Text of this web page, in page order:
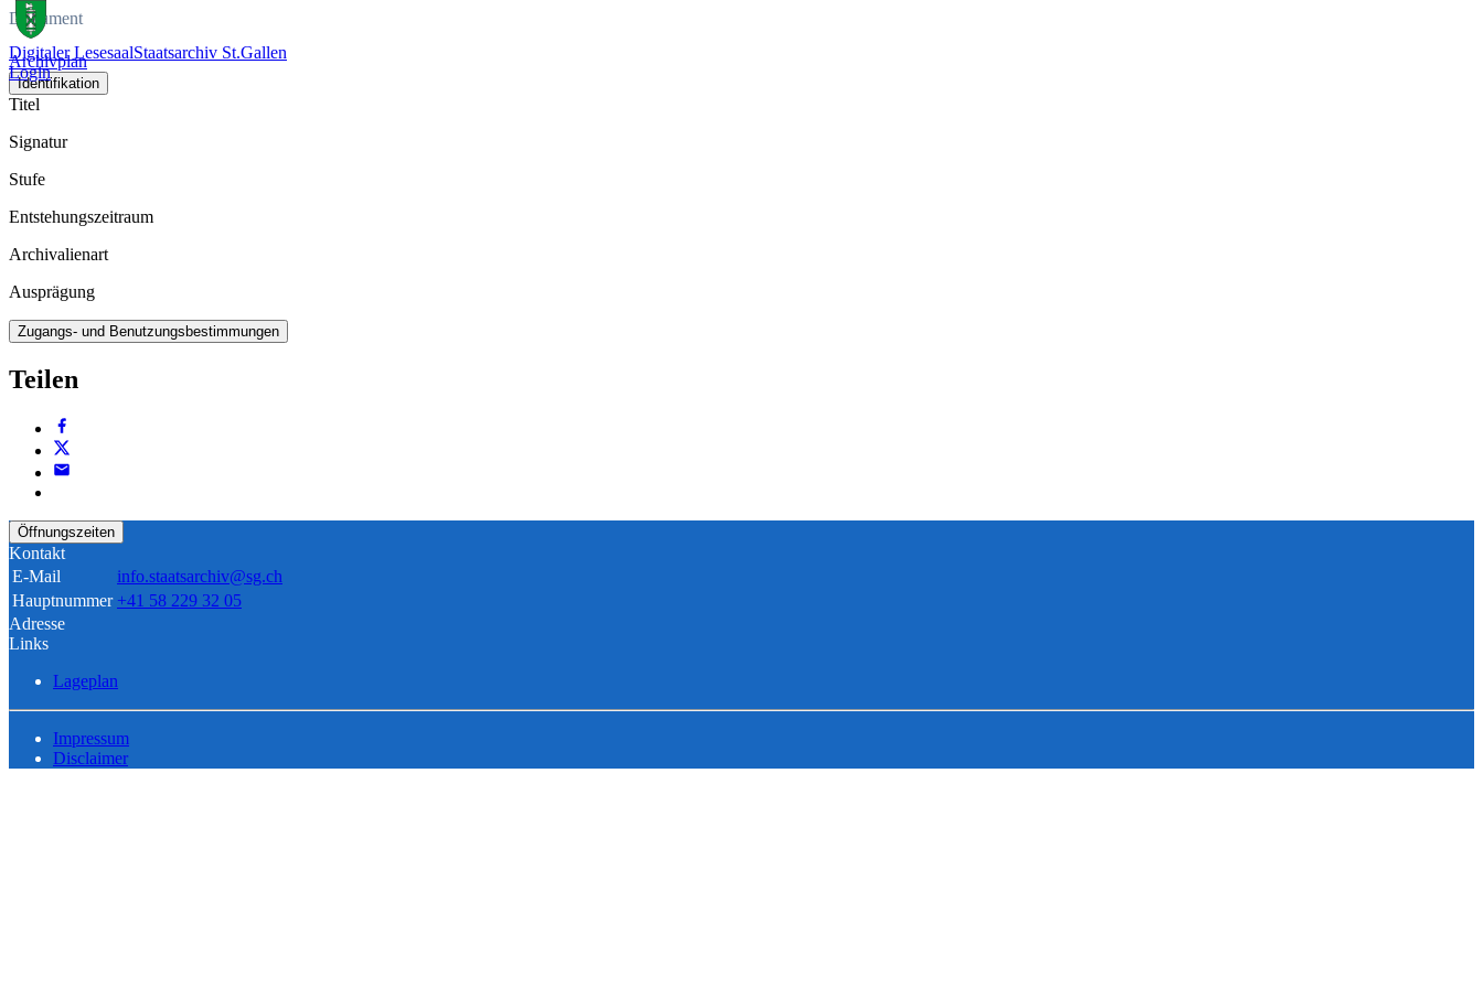
Digitaler LesesaalStaatsarchiv St.Gallen
Login
Dokument
Archivplan
Identifikation
Titel
Signatur
Stufe
Entstehungszeitraum
Archivalienart
Ausprägung
Zugangs- und Benutzungsbestimmungen
Teilen
Öffnungszeiten
Kontakt
E-Mail
info.staatsarchiv@sg.ch
Hauptnummer +41 58 229 32 05
Adresse
Links
Lageplan
Impressum
Disclaimer